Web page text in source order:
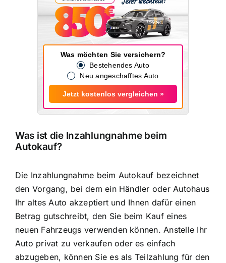
Was möchten Sie versichern?
Bestehendes Auto
Neu angeschafftes Auto
Jetzt kostenlos vergleichen »
Was ist die Inzahlungnahme beim
Autokauf?
Die Inzahlungnahme beim Autokauf bezeichnet
den Vorgang, bei dem ein Händler oder Autohaus
Ihr altes Auto akzeptiert und Ihnen dafür einen
Betrag gutschreibt, den Sie beim Kauf eines
neuen Fahrzeugs verwenden können. Anstelle Ihr
Auto privat zu verkaufen oder es einfach
abzugeben, können Sie es als Teilzahlung für den